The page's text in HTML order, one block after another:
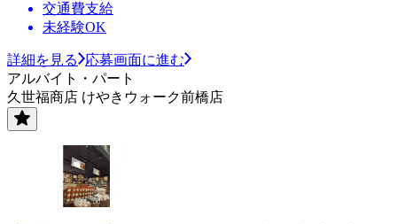
交通費支給
未経験OK
詳細を見る
応募画面に進む
アルバイト・パート
久世福商店 けやきウォーク前橋店